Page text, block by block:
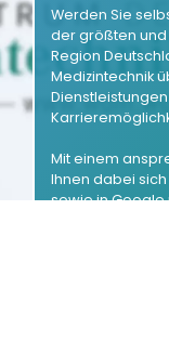
Werden Sie
der größten
Region
Medizintechnik
Mit einem
Ihnen dabei
sowie in Google